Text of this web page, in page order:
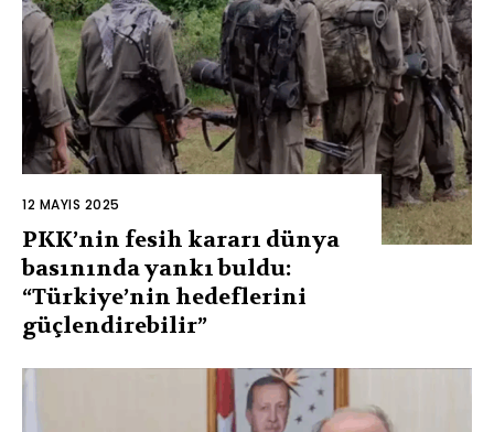
12 MAYIS 2025
PKK’nin fesih kararı dünya
basınında yankı buldu:
“Türkiye’nin hedeflerini
güçlendirebilir”